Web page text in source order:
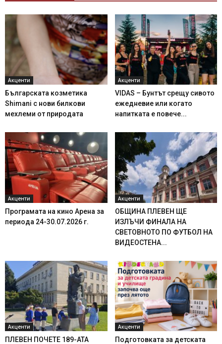
Акценти
Българската козметика
Shimani с нови билкови
мехлеми от природата
Акценти
VIDAS – Бунтът срещу сивото
ежедневие или когато
напитката е повече...
Акценти
Програмата на кино Арена за
периода 24-30.07.2026 г.
Акценти
ОБЩИНА ПЛЕВЕН ЩЕ
ИЗЛЪЧИ ФИНАЛА НА
СВЕТОВНОТО ПО ФУТБОЛ НА
ВИДЕОСТЕНА...
Акценти
ПЛЕВЕН ПОЧЕТЕ 189-АТА
Акценти
Подготовката за детската